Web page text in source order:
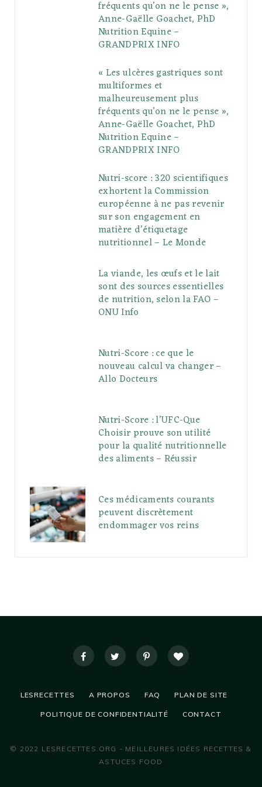
l
s
a
m
s
fréquents qu’on ne le pense »,
Anne-Gaëlle Goachet, PhD
Nutrition Equine –
GRANDPRIX INFO
« Les ulcères gastriques sont
multiformes et
malheureusement plus
fréquents qu’on ne le pense »,
Anne-Gaëlle Goachet, PhD
Nutrition Equine –
GRANDPRIX INFO
Nutri-score : 320 scientifiques
exhortent la Commission
européenne à ne pas revenir
sur son engagement en
matière d’étiquetage
nutritionnel – Le Monde
La viande, les œufs et le lait
sont des sources essentielles
de nutrition, selon la FAO –
ONU Info
Nutri-Score : ce que le
nouveau calcul va changer –
Allo Docteurs
Nutri-Score : l’UFC-Que
Choisir prouve son utilité
pour la qualité nutritionnelle
des aliments – Réussir
Ces médicaments courants
peuvent discrètement
endommager vos reins
LESRECETTES A PROPOS FAQ PLAN DE SITE
POLITIQUE DE CONFIDENTIALITÉ CONTACT
© 2022 LESRECETTES.ORG - MEILLEURES IDÉES RECETTES &
ASTUCES FOOD